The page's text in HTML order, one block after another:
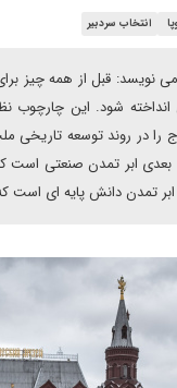
انتخاب سردبیر
می نویسد: قبل از همه
شود. این چارچوب
را در روند توسعه
ابر تمدن صنعتی است که
تمدن دانش پایه ای است